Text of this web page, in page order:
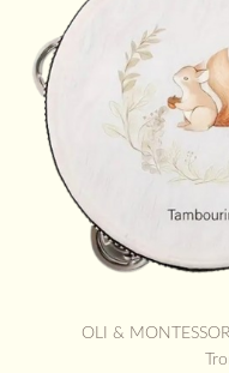
OLI &